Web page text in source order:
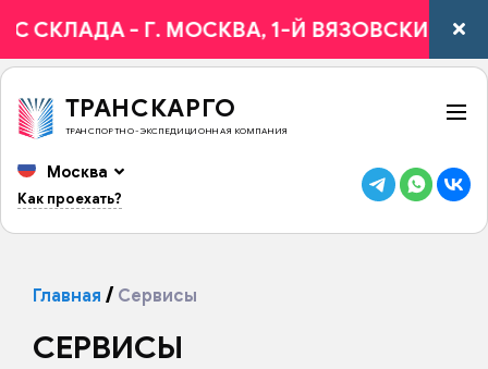
СКЛАДА - Г. МОСКВА, 1-Й ВЯЗОВСКИЙ
ТРАНСКАРГО
ТРАНСПОРТНО-ЭКСПЕДИЦИОННАЯ КОМПАНИЯ
Москва
Как проехать?
Главная Сервисы
СЕРВИСЫ